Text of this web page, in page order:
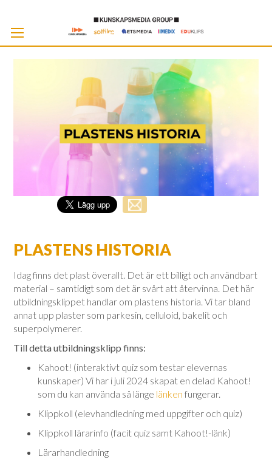
PLASTENS HISTORIA
Idag finns det plast överallt. Det är ett billigt och användbart
material – samtidigt som det är svårt att återvinna. Det här
utbildningsklippet handlar om plastens historia. Vi tar bland
annat upp plaster som parkesin, celluloid, bakelit och
superpolymerer.
Till detta utbildningsklipp finns:
Kahoot! (interaktivt quiz som testar elevernas
kunskaper) Vi har i juli 2024 skapat en delad Kahoot!
som du kan använda så länge länken fungerar.
Klippkoll (elevhandledning med uppgifter och quiz)
Klippkoll lärarinfo (facit quiz samt Kahoot!-länk)
Lärarhandledning